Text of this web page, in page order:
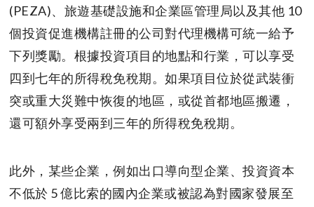
(PEZA)、旅遊基礎設施和企業區管理局以及其他 10
個投資促進機構註冊的公司對代理機構可統一給予
下列獎勵。根據投資項目的地點和行業，可以享受
四到七年的所得稅免稅期。如果項目位於從武裝衝
突或重大災難中恢復的地區，或從首都地區搬遷，
還可額外享受兩到三年的所得稅免稅期。
此外，某些企業，例如出口導向型企業、投資資本
不低於 5 億比索的國內企業或被認為對國家發展至